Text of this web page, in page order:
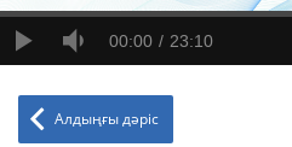
00:00 23:10
Алдыңғы дәріс